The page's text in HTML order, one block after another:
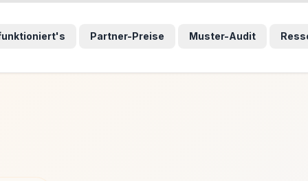
Partner-Preise Muster-Audit